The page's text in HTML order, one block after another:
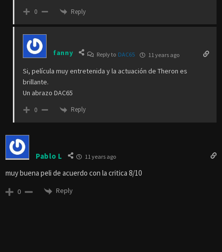
0 Reply
fanny Reply to DAC65 11 years ago
Si, película muy entretenida y la actuación de Theron es
brillante.
Un abrazo DAC65
0 Reply
Pablo L 11 years ago
muy buena peli de acuerdo con la critica 8/10
0 Reply